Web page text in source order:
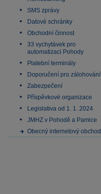
SMS zprávy
Datové schránky
Obchodní činnost
33 vychytávek pro
automatizaci Pohody
Platební terminály
Doporučení pro zálohování
Zabezpečení
Příspěvkové organizace
Legislativa od 1. 1. 2024
JMHZ v Pohodě a Pamice
Obecný internetový obchod